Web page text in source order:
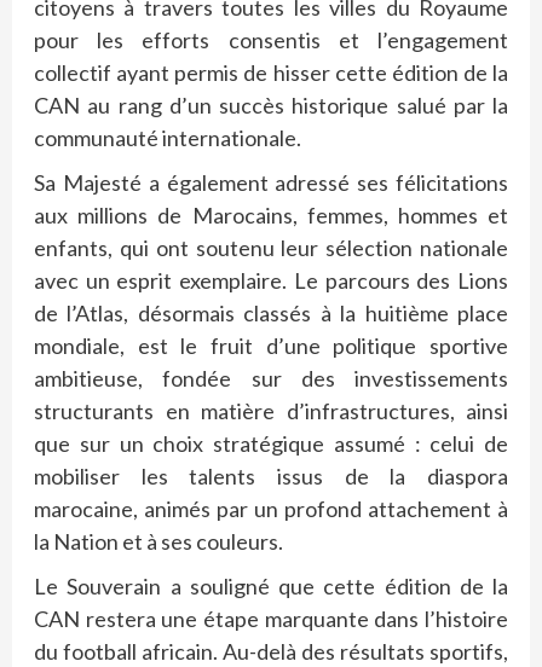
citoyens à travers toutes les villes du Royaume
pour les efforts consentis et l’engagement
collectif ayant permis de hisser cette édition de la
CAN au rang d’un succès historique salué par la
communauté internationale.
Sa Majesté a également adressé ses félicitations
aux millions de Marocains, femmes, hommes et
enfants, qui ont soutenu leur sélection nationale
avec un esprit exemplaire. Le parcours des Lions
de l’Atlas, désormais classés à la huitième place
mondiale, est le fruit d’une politique sportive
ambitieuse, fondée sur des investissements
structurants en matière d’infrastructures, ainsi
que sur un choix stratégique assumé : celui de
mobiliser les talents issus de la diaspora
marocaine, animés par un profond attachement à
la Nation et à ses couleurs.
Le Souverain a souligné que cette édition de la
CAN restera une étape marquante dans l’histoire
du football africain. Au-delà des résultats sportifs,